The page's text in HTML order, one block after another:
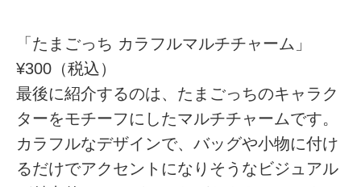
「たまごっち カラフルマルチチャーム」
¥300（税込）
最後に紹介するのは、たまごっちのキャラク
ターをモチーフにしたマルチチャームです。
カラフルなデザインで、バッグや小物に付け
るだけでアクセントになりそうなビジュアル